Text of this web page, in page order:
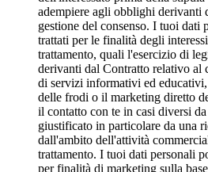
adempiere agli obblighi derivanti
gestione del consenso. I tuoi dati
trattati per le finalità degli
trattamento, quali l'esercizio di
derivanti dal Contratto relativo al
di servizi informativi ed
delle frodi o il marketing diretto
il contatto con te in casi diversi
giustificato in particolare da una
dall'ambito dell'attività
trattamento. I tuoi dati personali
per finalità di marketing sulla